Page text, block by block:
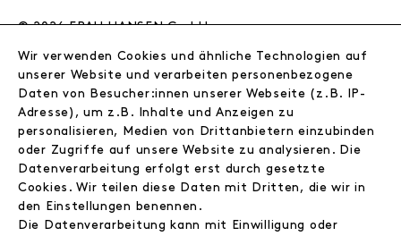
© 2026 FRAU HANSEN GmbH
Store
Journal
Wir
Jobs
Instagram
Facebook
Wir verwenden Cookies und ähnliche Technologien auf
unserer Website und verarbeiten personenbezogene
Daten von Besucher:innen unserer Webseite (z.B. IP-
Adresse), um z.B. Inhalte und Anzeigen zu
personalisieren, Medien von Drittanbietern einzubinden
oder Zugriffe auf unsere Website zu analysieren. Die
Datenverarbeitung erfolgt erst durch gesetzte
Cookies. Wir teilen diese Daten mit Dritten, die wir in
den Einstellungen benennen.
Die Datenverarbeitung kann mit Einwilligung oder